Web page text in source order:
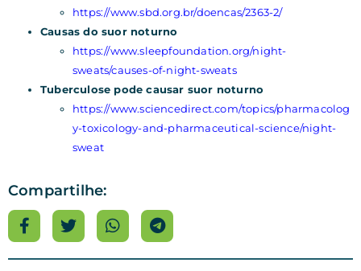
https://www.sbd.org.br/doencas/2363-2/
Causas do suor noturno
https://www.sleepfoundation.org/night-
sweats/causes-of-night-sweats
Tuberculose pode causar suor noturno
https://www.sciencedirect.com/topics/pharmacolog
y-toxicology-and-pharmaceutical-science/night-
sweat
Compartilhe: